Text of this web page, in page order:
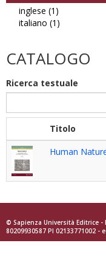
inglese (1)
inglese
italiano (1)
CATALOGO
Ricerca testuale
Titolo
Human
© Sapienza Università Editrice -
80209930587 PI 02133771002 -